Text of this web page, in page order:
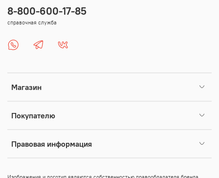
Магазин
Покупателю
Правовая информация
8-800-600-17-85
справочная служба